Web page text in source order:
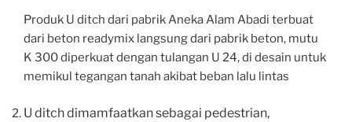
Produk U ditch dari pabrik Aneka Alam Abadi terbuat
dari beton readymix langsung dari pabrik beton, mutu
K 300 diperkuat dengan tulangan U 24, di desain untuk
memikul tegangan tanah akibat beban lalu lintas
U ditch dimamfaatkan sebagai pedestrian,